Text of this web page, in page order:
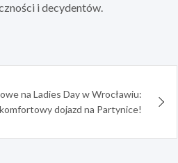
i decydentów.
na Ladies Day w Wrocławiu:
komfortowy dojazd na Partynice!